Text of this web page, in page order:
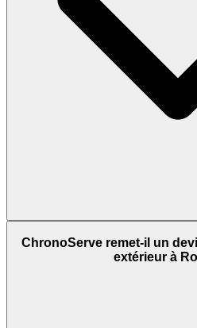
ChronoServe remet-il un
extérieur à